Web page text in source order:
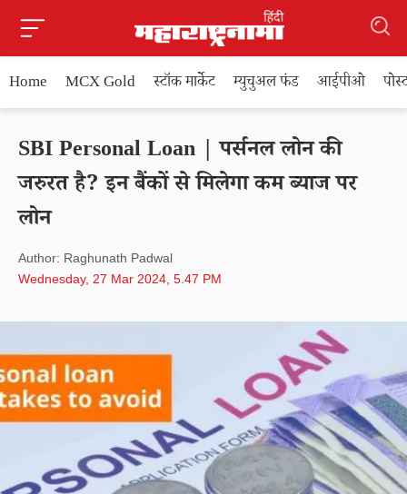
Home MCX Gold स्टॉक मार्केट म्युचुअल फंड आईपीओ
SBI Personal Loan | पर्सनल लोन की
जरुरत है? इन बैंकों से मिलेगा कम ब्याज पर
लोन
Author: Raghunath Padwal
Wednesday, 27 Mar 2024, 5.47 PM